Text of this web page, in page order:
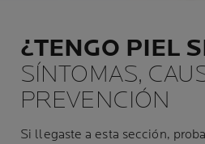
¿TENGO PIEL
SÍNTOMAS,
PREVENCIÓN
Si llegaste a esta sección,